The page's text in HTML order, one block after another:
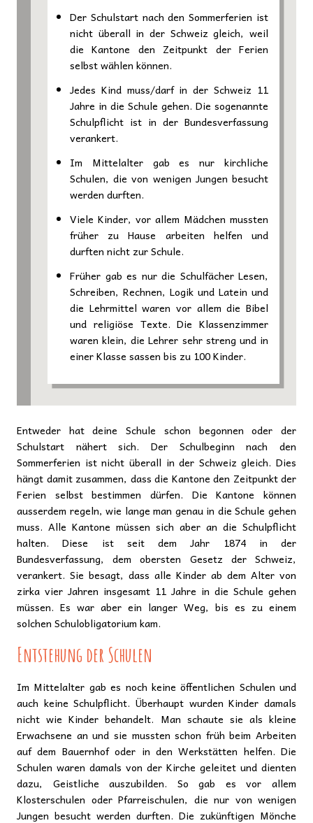
Der Schulstart nach den Sommerferien ist
nicht überall in der Schweiz gleich, weil
die Kantone den Zeitpunkt der Ferien
selbst wählen können.
Jedes Kind muss/darf in der Schweiz 11
Jahre in die Schule gehen. Die sogenannte
Schulpflicht ist in der Bundesverfassung
verankert.
Im Mittelalter gab es nur kirchliche
Schulen, die von wenigen Jungen besucht
werden durften.
Viele Kinder, vor allem Mädchen mussten
früher zu Hause arbeiten helfen und
durften nicht zur Schule.
Früher gab es nur die Schulfächer Lesen,
Schreiben, Rechnen, Logik und Latein und
die Lehrmittel waren vor allem die Bibel
und religiöse Texte. Die Klassenzimmer
waren klein, die Lehrer sehr streng und in
einer Klasse sassen bis zu 100 Kinder.
Entweder hat deine Schule schon begonnen oder der
Schulstart nähert sich. Der Schulbeginn nach den
Sommerferien ist nicht überall in der Schweiz gleich. Dies
hängt damit zusammen, dass die Kantone den Zeitpunkt der
Ferien selbst bestimmen dürfen. Die Kantone können
ausserdem regeln, wie lange man genau in die Schule gehen
muss. Alle Kantone müssen sich aber an die Schulpflicht
halten. Diese ist seit dem Jahr 1874 in der
Bundesverfassung, dem obersten Gesetz der Schweiz,
verankert. Sie besagt, dass alle Kinder ab dem Alter von
zirka vier Jahren insgesamt 11 Jahre in die Schule gehen
müssen. Es war aber ein langer Weg, bis es zu einem
solchen Schulobligatorium kam.
Entstehung der Schulen
Im Mittelalter gab es noch keine öffentlichen Schulen und
auch keine Schulpflicht. Überhaupt wurden Kinder damals
nicht wie Kinder behandelt. Man schaute sie als kleine
Erwachsene an und sie mussten schon früh beim Arbeiten
auf dem Bauernhof oder in den Werkstätten helfen. Die
Schulen waren damals von der Kirche geleitet und dienten
dazu, Geistliche auszubilden. So gab es vor allem
Klosterschulen oder Pfarreischulen, die nur von wenigen
Jungen besucht werden durften. Die zukünftigen Mönche